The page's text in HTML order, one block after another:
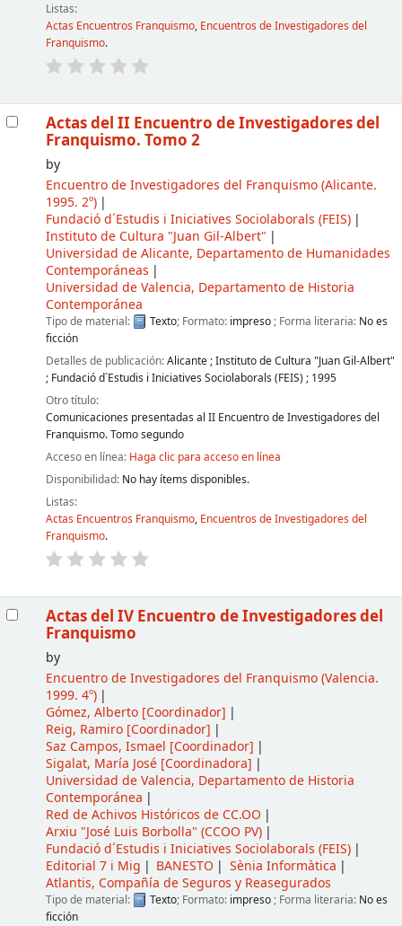
Listas:
Actas Encuentros Franquismo, Encuentros de Investigadores del
Franquismo.
Actas del II Encuentro de Investigadores del
Franquismo. Tomo 2
by
Encuentro de Investigadores del Franquismo(Alicante.
1995. 2º)
Fundació d´Estudis i Iniciatives Sociolaborals (FEIS)
Instituto de Cultura "Juan Gil-Albert"
Universidad de Alicante, Departamento de Humanidades
Contemporáneas
Universidad de Valencia, Departamento de Historia
Contemporánea
Tipo de material: Texto; Formato: impreso ; Forma literaria: No es
ficción
Detalles de publicación:Alicante;Instituto de Cultura "Juan Gil-Albert"
; Fundació d´Estudis i Iniciatives Sociolaborals (FEIS) ; 1995
Otro título:
Comunicaciones presentadas al II Encuentro de Investigadores del
Franquismo. Tomo segundo
Acceso en línea: Haga clic para acceso en línea
Disponibilidad: No hay ítems disponibles.
Listas:
Actas Encuentros Franquismo, Encuentros de Investigadores del
Franquismo.
Actas del IV Encuentro de Investigadores del
Franquismo
by
Encuentro de Investigadores del Franquismo(Valencia.
1999. 4º)
Gómez, Alberto[Coordinador]
Reig, Ramiro[Coordinador]
Saz Campos, Ismael [Coordinador]
Sigalat, María José[Coordinadora]
Universidad de Valencia, Departamento de Historia
Contemporánea
Red de Achivos Históricos de CC.OO
Arxiu "José Luis Borbolla" (CCOO PV)
Fundació d´Estudis i Iniciatives Sociolaborals (FEIS)
Editorial 7 i Mig
BANESTO
Sènia Informàtica
Atlantis, Compañía de Seguros y Reasegurados
Tipo de material: Texto; Formato: impreso ; Forma literaria: No es
ficción